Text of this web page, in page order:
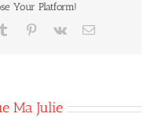
Your Platform!
Tumblr Pinterest
Vk Courriel
Ma Julie